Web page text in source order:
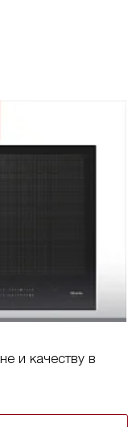
и качеству в